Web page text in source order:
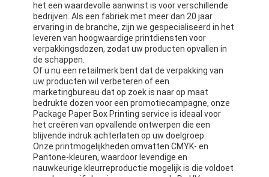
Fabriekstour
Kwaliteitscontrole
Neem contact met ons op
Nieuws
verpakkingsdozen
Kosmetische verpakkende doos
het een waardevolle aanwinst is voor verschillende
bedrijven. Als een fabriek met meer dan 20 jaar
ervaring in de branche, zijn we gespecialiseerd in het
leveren van hoogwaardige printdiensten voor
verpakkingsdozen, zodat uw producten opvallen in
de schappen.
Of u nu een retailmerk bent dat de verpakking van
uw producten wil verbeteren of een
marketingbureau dat op zoek is naar op maat
bedrukte dozen voor een promotiecampagne, onze
Package Paper Box Printing service is ideaal voor
het creëren van opvallende ontwerpen die een
blijvende indruk achterlaten op uw doelgroep.
Onze printmogelijkheden omvatten CMYK- en
Pantone-kleuren, waardoor levendige en
nauwkeurige kleurreproductie mogelijk is die voldoet